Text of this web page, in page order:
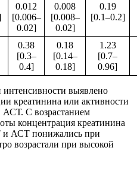
0.012
[0.006–
0.02]
0.008
[0.008–
0.02]
0.19
[0.1–0.2]
0.38
[0.3–
0.4]
0.18
[0.14–
0.18]
1.23
[0.7–
0.96]
интенсивности выявлено
креатинина или активности
С возрастанием
концентрация креатинина
и АСТ понижались при
возрастали при высокой